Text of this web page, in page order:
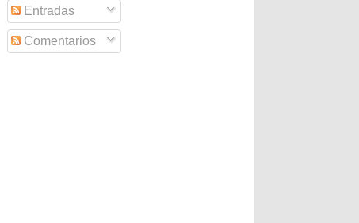
Entradas
Comentarios